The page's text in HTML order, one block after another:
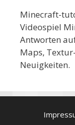
Minecraft-
Videospiel
Antworten
Maps,
Neuigkeiten.